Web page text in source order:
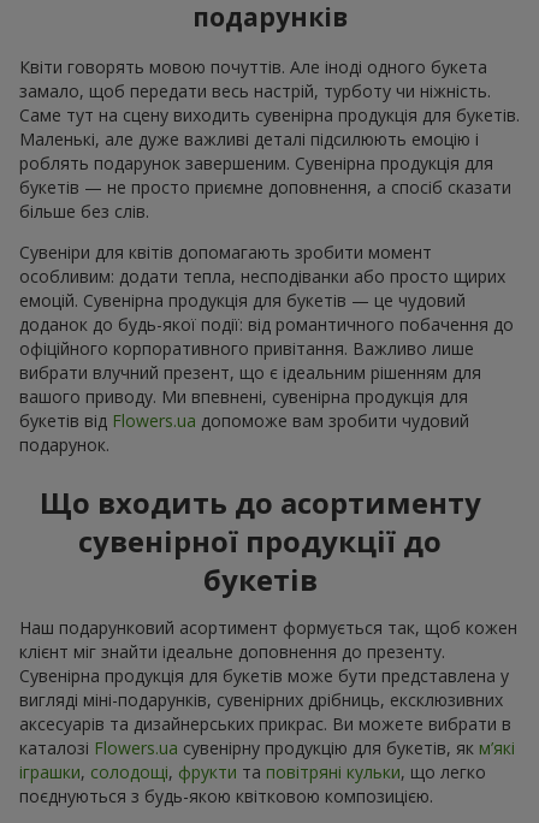
подарунків
Квіти говорять мовою почуттів. Але іноді одного букета
замало, щоб передати весь настрій, турботу чи ніжність.
Саме тут на сцену виходить сувенірна продукція для букетів.
Маленькі, але дуже важливі деталі підсилюють емоцію і
роблять подарунок завершеним. Сувенірна продукція для
букетів — не просто приємне доповнення, а спосіб сказати
більше без слів.
Сувеніри для квітів допомагають зробити момент
особливим: додати тепла, несподіванки або просто щирих
емоцій. Сувенірна продукція для букетів — це чудовий
доданок до будь-якої події: від романтичного побачення до
офіційного корпоративного привітання. Важливо лише
вибрати влучний презент, що є ідеальним рішенням для
вашого приводу. Ми впевнені, сувенірна продукція для
букетів від Flowers.ua допоможе вам зробити чудовий
подарунок.
Що входить до асортименту
сувенірної продукції до
букетів
Наш подарунковий асортимент формується так, щоб кожен
клієнт міг знайти ідеальне доповнення до презенту.
Сувенірна продукція для букетів може бути представлена у
вигляді міні-подарунків, сувенірних дрібниць, ексклюзивних
аксесуарів та дизайнерських прикрас. Ви можете вибрати в
каталозі Flowers.ua cувенірну продукцію для букетів, як м’які
іграшки, солодощі, фрукти та повітряні кульки, що легко
поєднуються з будь-якою квітковою композицією.